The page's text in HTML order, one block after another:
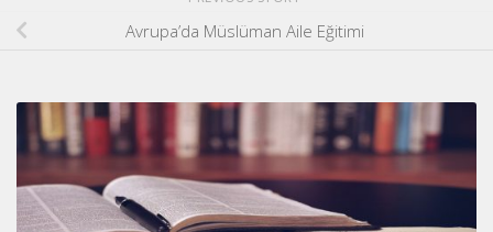
Avrupa’da Müslüman Aile Eğitimi